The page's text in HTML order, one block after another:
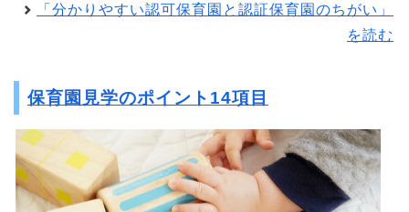
「分かりやすい認可保育園と認証保育園のちがい」
を読む
保育園見学のポイント14項目